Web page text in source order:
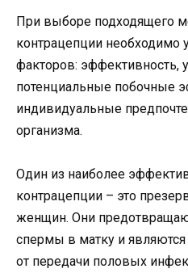
При выборе подходящего
контрацепции необходимо
факторов: эффективность,
потенциальные побочные
индивидуальные
организма.
Один из наиболее
контрацепции – это
женщин. Они
спермы в матку и
от передачи половых